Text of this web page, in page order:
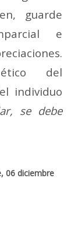
guarde
e
del
individuo
se debe
06 diciembre